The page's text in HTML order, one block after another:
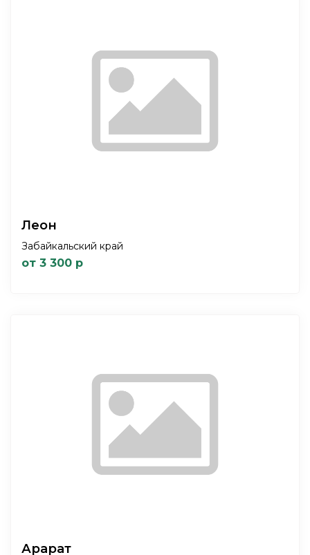
Леон
Забайкальский край
от 3 300 р
Арарат